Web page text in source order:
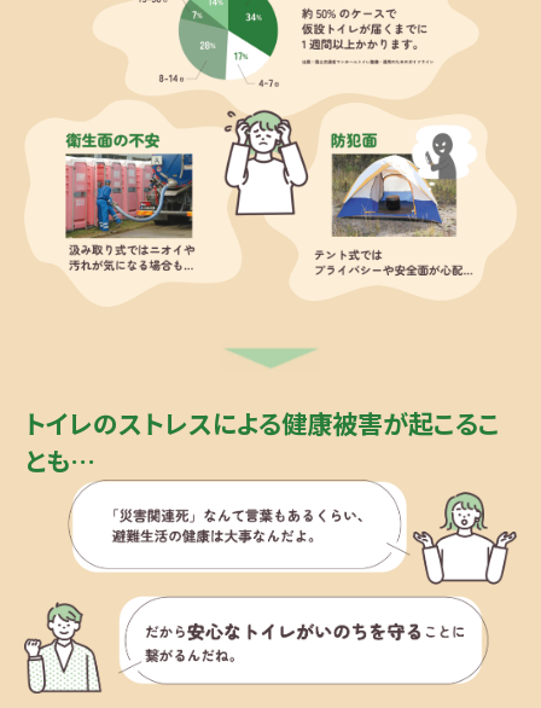
トイレのストレスによる健康被害が起こるこ
とも…